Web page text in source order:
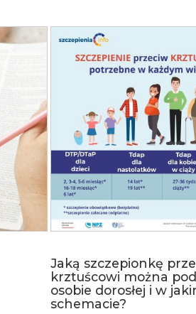
Jaką szczepionkę
krztuścowi można
osobie dorosłej i w
schemacie?